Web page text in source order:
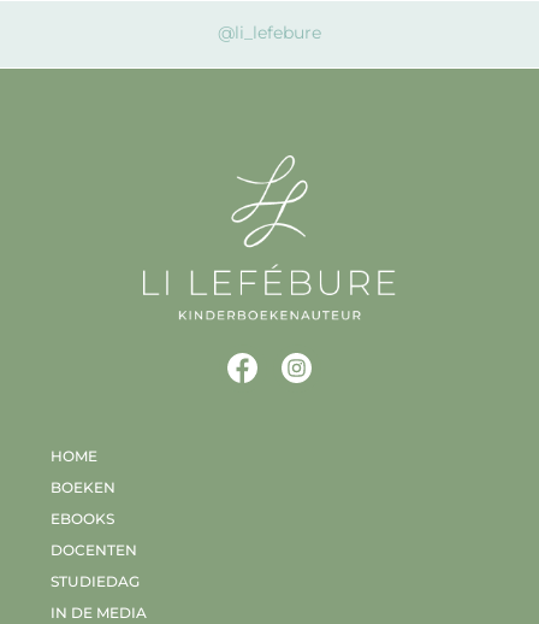
@li_lefebure
HOME
BOEKEN
EBOOKS
DOCENTEN
STUDIEDAG
IN DE MEDIA